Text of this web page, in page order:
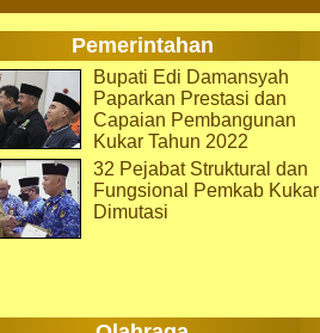
Pemerintahan
Bupati Edi Damansyah
Paparkan Prestasi dan
Capaian Pembangunan
Kukar Tahun 2022
32 Pejabat Struktural dan
Fungsional Pemkab Kukar
Dimutasi